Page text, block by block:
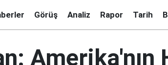
Görüş Analiz Rapor Tarih
Amerika'nın